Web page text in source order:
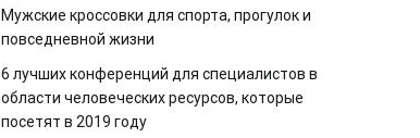
Мужские кроссовки для спорта, прогулок и
повседневной жизни
6 лучших конференций для специалистов в
области человеческих ресурсов, которые
посетят в 2019 году